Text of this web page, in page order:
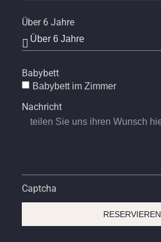
Über 6 Jahre
Babybett
Babybett im Zimmer
Nachricht
Captcha
RESERVIEREN